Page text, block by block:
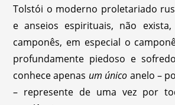
Tolstói o moderno proletariado
e anseios espirituais, não
camponês, em especial o
profundamente piedoso e
conhece apenas um único anelo –
– represente de uma vez por